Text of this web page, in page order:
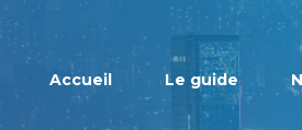
Accueil Le guide